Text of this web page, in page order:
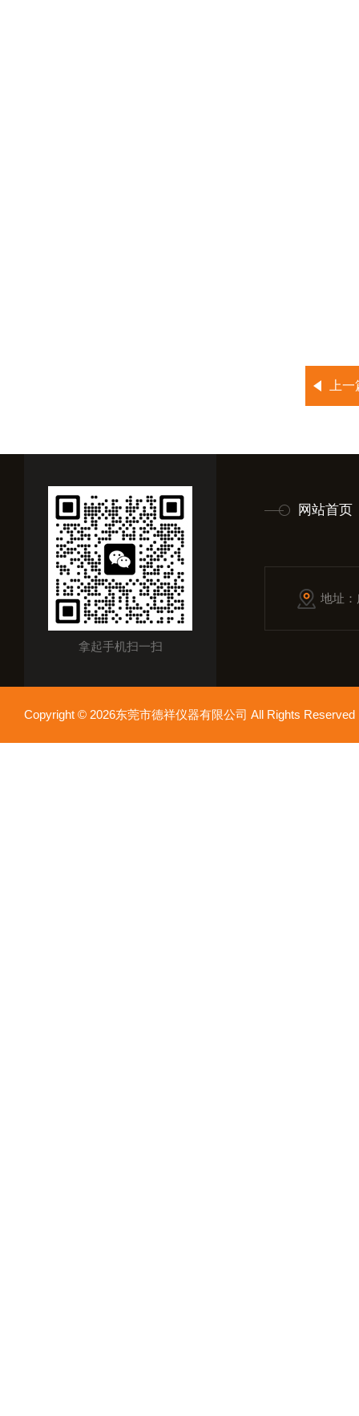
上
拿起手机扫一扫
网站首页
地址
Copyright © 2026东莞市德祥仪器有限公司 All Rights